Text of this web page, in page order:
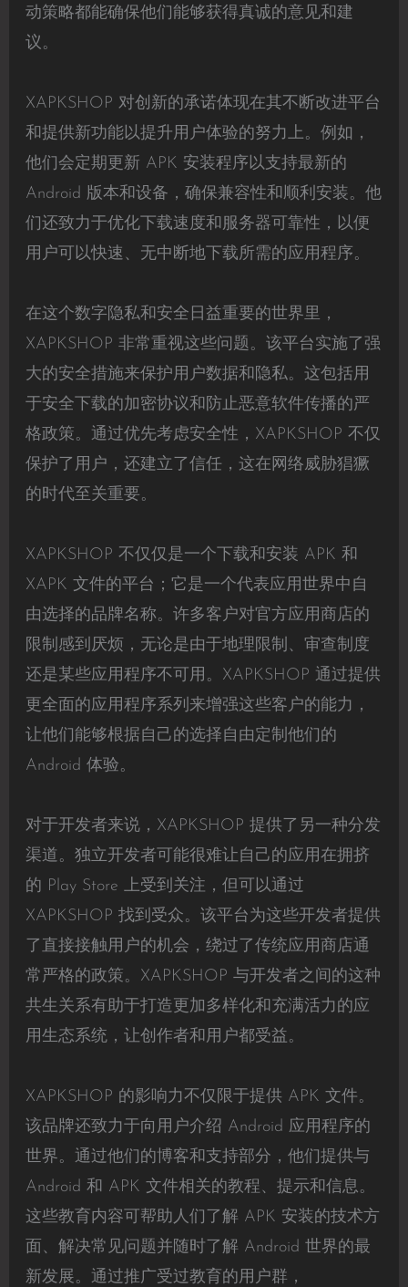
动策略都能确保他们能够获得真诚的意见和建
议。
XAPKSHOP 对创新的承诺体现在其不断改进平台
和提供新功能以提升用户体验的努力上。例如，
他们会定期更新 APK 安装程序以支持最新的
Android 版本和设备，确保兼容性和顺利安装。他
们还致力于优化下载速度和服务器可靠性，以便
用户可以快速、无中断地下载所需的应用程序。
在这个数字隐私和安全日益重要的世界里，
XAPKSHOP 非常重视这些问题。该平台实施了强
大的安全措施来保护用户数据和隐私。这包括用
于安全下载的加密协议和防止恶意软件传播的严
格政策。通过优先考虑安全性，XAPKSHOP 不仅
保护了用户，还建立了信任，这在网络威胁猖獗
的时代至关重要。
XAPKSHOP 不仅仅是一个下载和安装 APK 和
XAPK 文件的平台；它是一个代表应用世界中自
由选择的品牌名称。许多客户对官方应用商店的
限制感到厌烦，无论是由于地理限制、审查制度
还是某些应用程序不可用。XAPKSHOP 通过提供
更全面的应用程序系列来增强这些客户的能力，
让他们能够根据自己的选择自由定制他们的
Android 体验。
对于开发者来说，XAPKSHOP 提供了另一种分发
渠道。独立开发者可能很难让自己的应用在拥挤
的 Play Store 上受到关注，但可以通过
XAPKSHOP 找到受众。该平台为这些开发者提供
了直接接触用户的机会，绕过了传统应用商店通
常严格的政策。XAPKSHOP 与开发者之间的这种
共生关系有助于打造更加多样化和充满活力的应
用生态系统，让创作者和用户都受益。
XAPKSHOP 的影响力不仅限于提供 APK 文件。
该品牌还致力于向用户介绍 Android 应用程序的
世界。通过他们的博客和支持部分，他们提供与
Android 和 APK 文件相关的教程、提示和信息。
这些教育内容可帮助人们了解 APK 安装的技术方
面、解决常见问题并随时了解 Android 世界的最
新发展。通过推广受过教育的用户群，